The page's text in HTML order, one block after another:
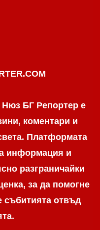
БГ Репортер е
коментари и
Платформата
информация и
разграничaйки
за да помогне
събитията отвъд